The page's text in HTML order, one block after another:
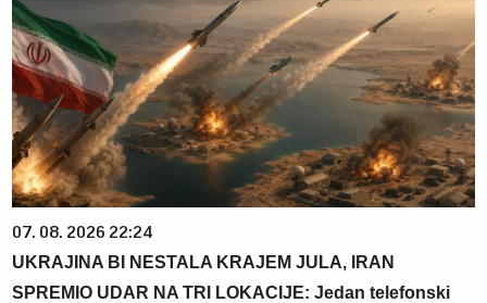
07. 08. 2026 22:24
UKRAJINA BI NESTALA KRAJEM JULA, IRAN
SPREMIO UDAR NA TRI LOKACIJE: Jedan telefonski